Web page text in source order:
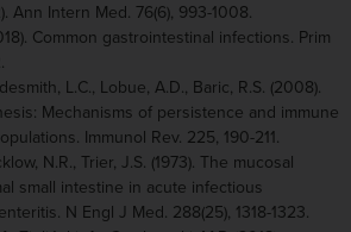
Ann Intern Med. 76(6), 993-1008.
Common gastrointestinal infections. Prim
L.C., Lobue, A.D., Baric, R.S. (2008).
Mechanisms of persistence and immune
Immunol Rev. 225, 190-211.
N.R., Trier, J.S. (1973). The mucosal
small intestine in acute infectious
N Engl J Med. 288(25), 1318-1323.